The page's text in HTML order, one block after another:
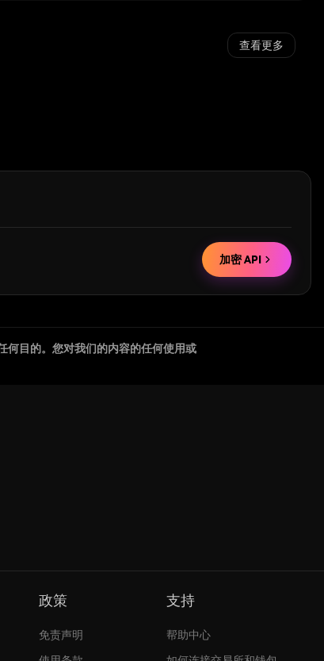
查看更多
加密 API
何目的。您对我们的内容的任何使用或
政策
免责声明
支持
帮助中心